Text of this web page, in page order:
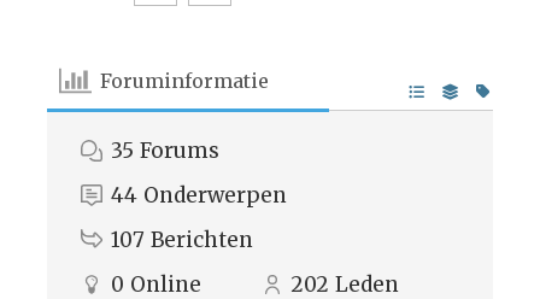
Foruminformatie
35 Forums
44 Onderwerpen
107 Berichten
0 Online 202 Leden